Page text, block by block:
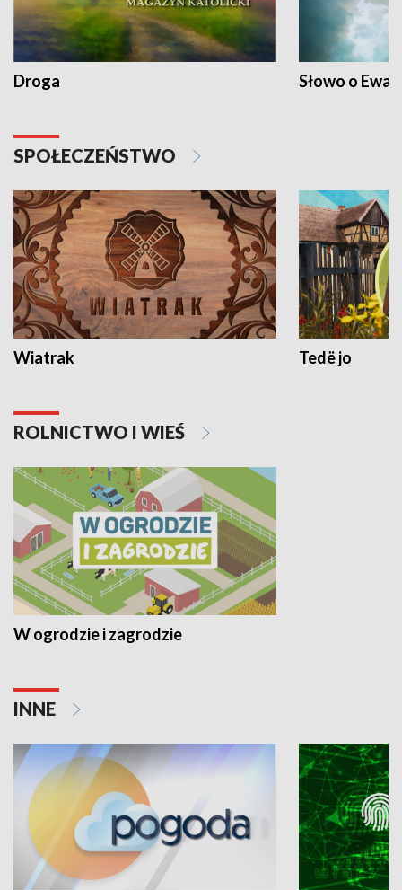
Droga Słowo o
SPOŁECZEŃSTWO
Wiatrak Tedë jo
ROLNICTWO I WIEŚ
W ogrodzie i zagrodzie
INNE